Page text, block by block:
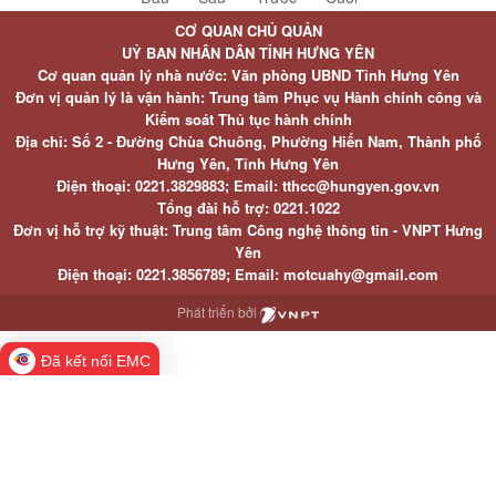
CƠ QUAN CHỦ QUẢN
UỶ BAN NHÂN DÂN TỈNH HƯNG YÊN
Cơ quan quản lý nhà nước: Văn phòng UBND Tỉnh Hưng Yên
Đơn vị quản lý là vận hành: Trung tâm Phục vụ Hành chính công và
Kiểm soát Thủ tục hành chính
Địa chỉ: Số 2 - Đường Chùa Chuông, Phường Hiến Nam, Thành phố
Hưng Yên, Tỉnh Hưng Yên
Điện thoại: 0221.3829883; Email: tthcc@hungyen.gov.vn
Tổng đài hỗ trợ: 0221.1022
Đơn vị hỗ trợ kỹ thuật: Trung tâm Công nghệ thông tin - VNPT Hưng
Yên
Điện thoại: 0221.3856789; Email: motcuahy@gmail.com
Phát triển bởi
Đã kết nối EMC